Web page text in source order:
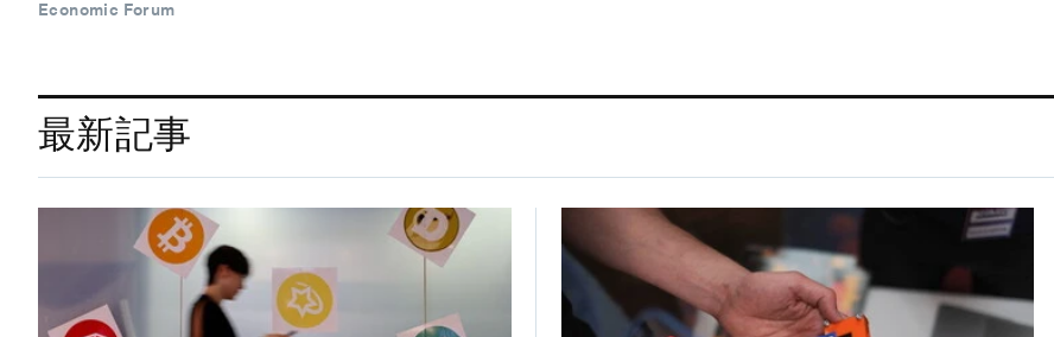
Economic Forum
最新記事